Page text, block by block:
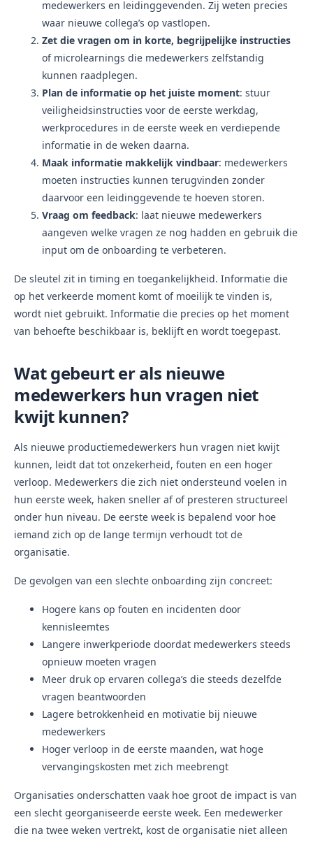
medewerkers en leidinggevenden. Zij weten precies
waar nieuwe collega’s op vastlopen.
Zet die vragen om in korte, begrijpelijke instructies
of microlearnings die medewerkers zelfstandig
kunnen raadplegen.
Plan de informatie op het juiste moment: stuur
veiligheidsinstructies voor de eerste werkdag,
werkprocedures in de eerste week en verdiepende
informatie in de weken daarna.
Maak informatie makkelijk vindbaar: medewerkers
moeten instructies kunnen terugvinden zonder
daarvoor een leidinggevende te hoeven storen.
Vraag om feedback: laat nieuwe medewerkers
aangeven welke vragen ze nog hadden en gebruik die
input om de onboarding te verbeteren.
De sleutel zit in timing en toegankelijkheid. Informatie die
op het verkeerde moment komt of moeilijk te vinden is,
wordt niet gebruikt. Informatie die precies op het moment
van behoefte beschikbaar is, beklijft en wordt toegepast.
Wat gebeurt er als nieuwe
medewerkers hun vragen niet
kwijt kunnen?
Als nieuwe productiemedewerkers hun vragen niet kwijt
kunnen, leidt dat tot onzekerheid, fouten en een hoger
verloop. Medewerkers die zich niet ondersteund voelen in
hun eerste week, haken sneller af of presteren structureel
onder hun niveau. De eerste week is bepalend voor hoe
iemand zich op de lange termijn verhoudt tot de
organisatie.
De gevolgen van een slechte onboarding zijn concreet:
Hogere kans op fouten en incidenten door
kennisleemtes
Langere inwerkperiode doordat medewerkers steeds
opnieuw moeten vragen
Meer druk op ervaren collega’s die steeds dezelfde
vragen beantwoorden
Lagere betrokkenheid en motivatie bij nieuwe
medewerkers
Hoger verloop in de eerste maanden, wat hoge
vervangingskosten met zich meebrengt
Organisaties onderschatten vaak hoe groot de impact is van
een slecht georganiseerde eerste week. Een medewerker
die na twee weken vertrekt, kost de organisatie niet alleen